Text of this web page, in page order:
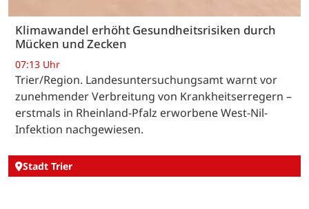
Klimawandel erhöht Gesundheitsrisiken durch
Mücken und Zecken
07:13 Uhr
Trier/Region. Landesuntersuchungsamt warnt vor
zunehmender Verbreitung von Krankheitserregern –
erstmals in Rheinland-Pfalz erworbene West-Nil-
Infektion nachgewiesen.
Stadt Trier